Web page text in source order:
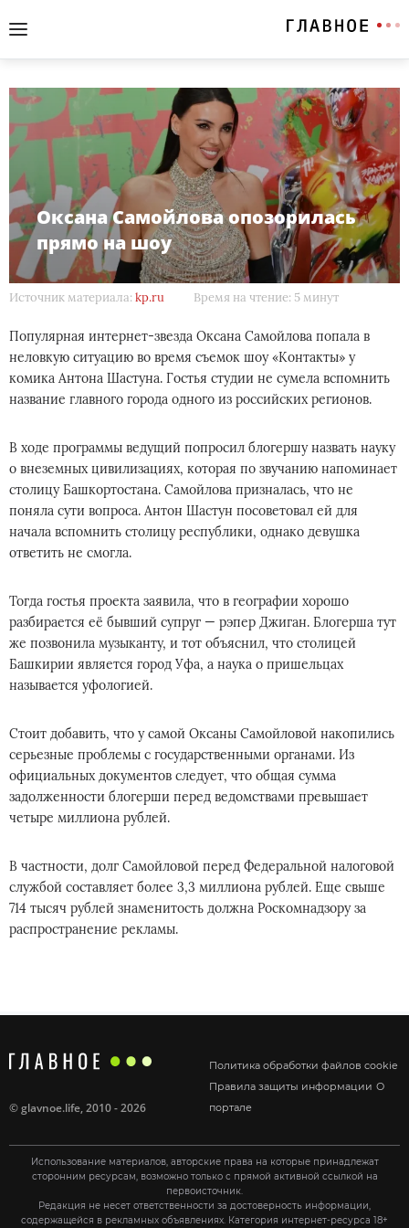
Оксана Самойлова опозорилась
прямо на шоу
Источник материала: kp.ru Время на чтение: 5 минут
Популярная интернет-звезда Оксана Самойлова попала в
неловкую ситуацию во время съемок шоу «Контакты» у
комика Антона Шастуна. Гостья студии не сумела вспомнить
название главного города одного из российских регионов.
В ходе программы ведущий попросил блогершу назвать науку
о внеземных цивилизациях, которая по звучанию напоминает
столицу Башкортостана. Самойлова призналась, что не
поняла сути вопроса. Антон Шастун посоветовал ей для
начала вспомнить столицу республики, однако девушка
ответить не смогла.
Тогда гостья проекта заявила, что в географии хорошо
разбирается её бывший супруг — рэпер Джиган. Блогерша тут
же позвонила музыканту, и тот объяснил, что столицей
Башкирии является город Уфа, а наука о пришельцах
называется уфологией.
Стоит добавить, что у самой Оксаны Самойловой накопились
серьезные проблемы с государственными органами. Из
официальных документов следует, что общая сумма
задолженности блогерши перед ведомствами превышает
четыре миллиона рублей.
В частности, долг Самойловой перед Федеральной налоговой
службой составляет более 3,3 миллиона рублей. Еще свыше
714 тысяч рублей знаменитость должна Роскомнадзору за
распространение рекламы.
Политика обработки файлов cookie
Правила защиты информации О
портале
©glavnoe.life, 2010 - 2026
Использование материалов, авторские права на которые принадлежат
сторонним ресурсам, возможно только с прямой активной ссылкой на
первоисточник.
Редакция не несет ответственности за достоверность информации,
содержащейся в рекламных объявлениях. Категория интернет-ресурса 18+